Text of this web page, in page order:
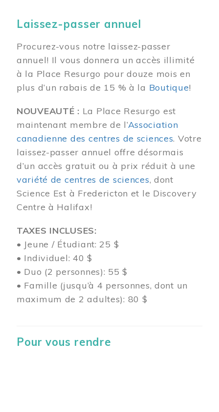
Laissez-passer annuel
Procurez-vous notre laissez-passer
annuel! Il vous donnera un accès illimité
à la Place Resurgo pour douze mois en
plus d’un rabais de 15 % à la Boutique!
NOUVEAUTÉ : La Place Resurgo est
maintenant membre de l’Association
canadienne des centres de sciences. Votre
laissez-passer annuel offre désormais
d’un accès gratuit ou à prix réduit à une
variété de centres de sciences, dont
Science Est à Fredericton et le Discovery
Centre à Halifax!
TAXES INCLUSES:
• Jeune / Étudiant: 25 $
• Individuel: 40 $
• Duo (2 personnes): 55 $
• Famille (jusqu’à 4 personnes, dont un
maximum de 2 adultes): 80 $
Pour vous rendre